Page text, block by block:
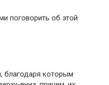
поговорить об этой
благодаря которым